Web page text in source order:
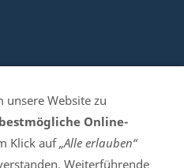
365)
unsere Website zu
bestmögliche Online-
Klick auf„Alle erlauben“
Weiterführende